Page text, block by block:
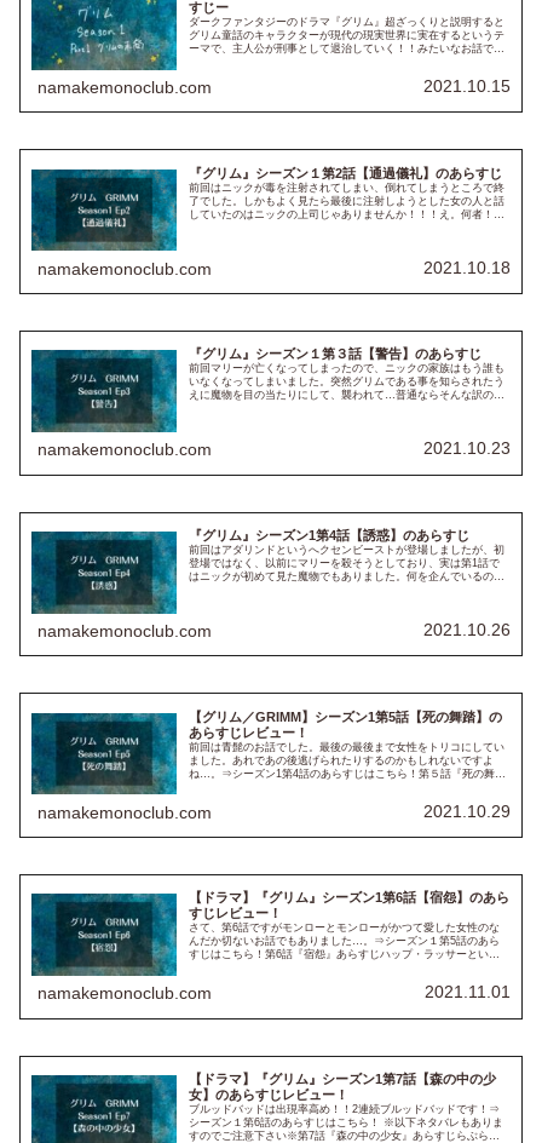
すじー
ダークファンタジーのドラマ『グリム』超ざっくりと説明すると
グリム童話のキャラクターが現代の現実世界に実在するというテ
ーマで、主人公が刑事として退治していく！！みたいなお話で
namakemonoclub.com 2021.10.15
『グリム』シーズン１第2話【通過儀礼】のあらすじ
前回はニックが毒を注射されてしまい、倒れてしまうところで終
了でした。しかもよく見たら最後に注射しようとした女の人と話
していたのはニックの上司じゃありませんか！！！え。何者！昏
namakemonoclub.com 2021.10.18
『グリム』シーズン１第３話【警告】のあらすじ
前回マリーが亡くなってしまったので、ニックの家族はもう誰も
いなくなってしまいました。突然グリムである事を知らされたう
えに魔物を目の当たりにして、襲われて…普通ならそんな訳の分
namakemonoclub.com 2021.10.23
『グリム』シーズン1第4話【誘惑】のあらすじ
前回はアダリンドというへクセンビーストが登場しましたが、初
登場ではなく、以前にマリーを殺そうとしており、実は第1話で
はニックが初めて見た魔物でもありました。何を企んでいるのか
namakemonoclub.com 2021.10.26
【グリム／GRIMM】シーズン1第5話【死の舞踏】の
あらすじレビュー！
前回は青髭のお話でした。最後の最後まで女性をトリコにしてい
ました。あれであの後逃げられたりするのかもしれないですよ
ね…。⇒シーズン1第4話のあらすじはこちら！第５話『死の舞
namakemonoclub.com 2021.10.29
【ドラマ】『グリム』シーズン1第6話【宿怨】のあら
すじレビュー！
さて、第6話ですがモンローとモンローがかつて愛した女性のな
んだか切ないお話でもありました…。⇒シーズン１第5話のあら
すじはこちら！第6話『宿怨』あらすじハップ・ラッサーという
namakemonoclub.com 2021.11.01
【ドラマ】『グリム』シーズン1第7話【森の中の少
女】のあらすじレビュー！
ブルッドバッドは出現率高め！！2連続ブルッドバッドです！⇒
シーズン１第6話のあらすじはこちら！ ※以下ネタバレもありま
すのでご注意下さい※第7話『森の中の少女』あらすじらぶらぶ